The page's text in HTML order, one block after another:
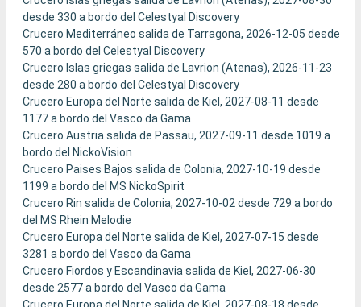
desde 330 a bordo del Celestyal Discovery
Crucero Mediterráneo salida de Tarragona, 2026-12-05 desde
570 a bordo del Celestyal Discovery
Crucero Islas griegas salida de Lavrion (Atenas), 2026-11-23
desde 280 a bordo del Celestyal Discovery
Crucero Europa del Norte salida de Kiel, 2027-08-11 desde
1177 a bordo del Vasco da Gama
Crucero Austria salida de Passau, 2027-09-11 desde 1019 a
bordo del NickoVision
Crucero Paises Bajos salida de Colonia, 2027-10-19 desde
1199 a bordo del MS NickoSpirit
Crucero Rin salida de Colonia, 2027-10-02 desde 729 a bordo
del MS Rhein Melodie
Crucero Europa del Norte salida de Kiel, 2027-07-15 desde
3281 a bordo del Vasco da Gama
Crucero Fiordos y Escandinavia salida de Kiel, 2027-06-30
desde 2577 a bordo del Vasco da Gama